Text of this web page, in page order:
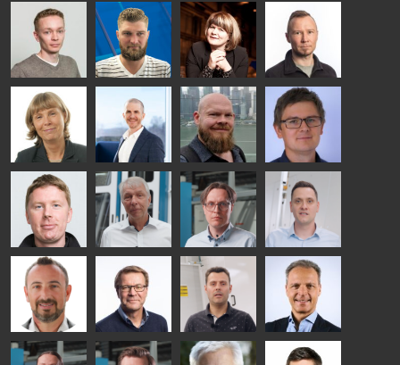
Taneli
Ylinen
HEAT
TREATMENT
SOLUTIONS
- GLASTON
Uwe Risle
INSULATING
GLASS
TECHNOLOGY
- GLASTON
Mauri
Saksala
Mar
Garrido
Kalle
Kaijanen
Kuusela
GLASTON
Anna
Holmqvist
GLASTON
Jukka
Immonen
HEAT
TREATMENT
SOLUTIONS
- GLASTON
AgnetaS
COMMUNICATIONS
- GLASTON
Robert
Jenks
Pekka
Lyytikainen
Gennadi
Schadrin
GLASTON
Mikko
Rantala
Ralf
Wolter
Antti
Lehtokannas
Matthias
Fenske
Bertrand
Simo
Flavio
Peter